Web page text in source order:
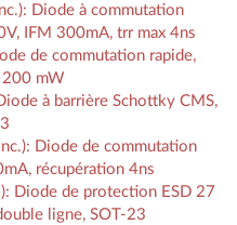
Diode à commutation
IFM 300mA, trr max 4ns
de commutation rapide,
mW
à barrière Schottky CMS,
Diode de commutation
récupération 4ns
Diode de protection ESD 27
ligne, SOT-23